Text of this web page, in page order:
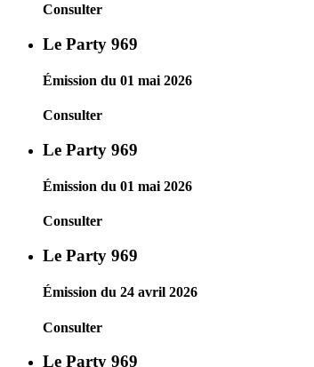
Consulter
Le Party 969
Émission du 01 mai 2026
Consulter
Le Party 969
Émission du 01 mai 2026
Consulter
Le Party 969
Émission du 24 avril 2026
Consulter
Le Party 969